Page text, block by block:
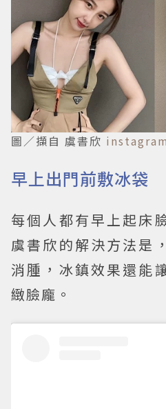
圖／擷自 虞書欣 instagram
早上出門前敷冰袋
每個人都有早上起床
虞書欣的解決方法是
消腫，冰鎮效果還能
緻臉龐。